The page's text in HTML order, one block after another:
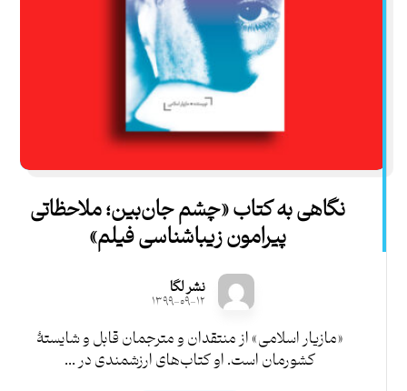
نگاهی به کتاب «چشم جان‌بین؛ ملاحظاتی
پیرامون زیباشناسی فیلم»
نشر لگا
۱۳۹۹-۰۹-۱۲
«مازیار اسلامی» از منتقدان و مترجمان قابل و شایستۀ
کشورمان است. او کتاب‌های ارزشمندی در ...